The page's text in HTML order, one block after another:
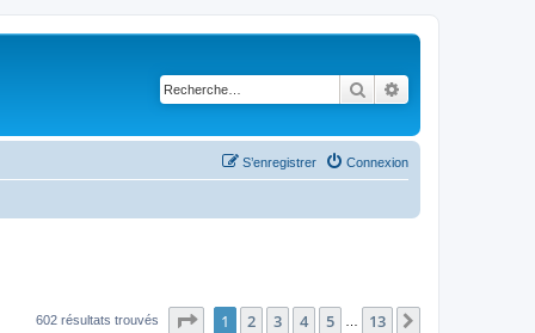
Rechercher
Connexion
S’enregistrer
602 résultats trouvés Page sur13
1 2 3 4 5 13